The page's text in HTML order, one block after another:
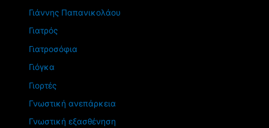
Γιάννης Παπανικολάου
Γιατρός
Γιατροσόφια
Γιόγκα
Γιορτές
Γνωστική ανεπάρκεια
Γνωστική εξασθένηση